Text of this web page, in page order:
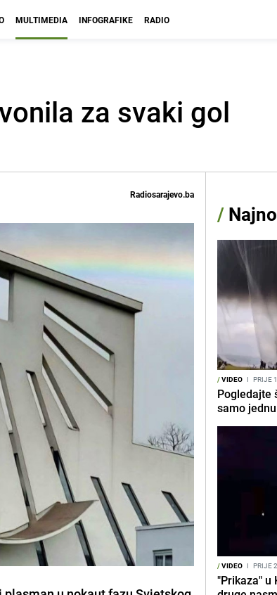
MULTIMEDIA INFOGRAFIKE RADIO
za svaki gol
Radiosarajevo.ba
/
/VIDEO I PRIJE
Pogledajte
samo
/VIDEO I PRIJE
"Prikaza" u